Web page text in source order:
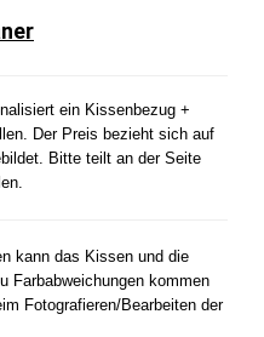
ein Kissenbezug +
Der Preis bezieht sich auf
Bitte teilt an der Seite
kann das Kissen und die
Farbabweichungen kommen
Fotografieren/Bearbeiten der